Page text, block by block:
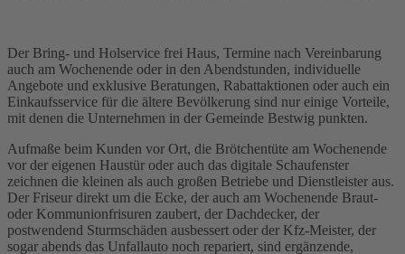
Der Bring- und Holservice frei Haus, Termine nach Vereinbarung
auch am Wochenende oder in den Abendstunden, individuelle
Angebote und exklusive Beratungen, Rabattaktionen oder auch ein
Einkaufsservice für die ältere Bevölkerung sind nur einige Vorteile,
mit denen die Unternehmen in der Gemeinde Bestwig punkten.
Aufmaße beim Kunden vor Ort, die Brötchentüte am Wochenende
vor der eigenen Haustür oder auch das digitale Schaufenster
zeichnen die kleinen als auch großen Betriebe und Dienstleister aus.
Der Friseur direkt um die Ecke, der auch am Wochenende Braut-
oder Kommunionfrisuren zaubert, der Dachdecker, der
postwendend Sturmschäden ausbessert oder der Kfz-Meister, der
sogar abends das Unfallauto noch repariert, sind ergänzende,